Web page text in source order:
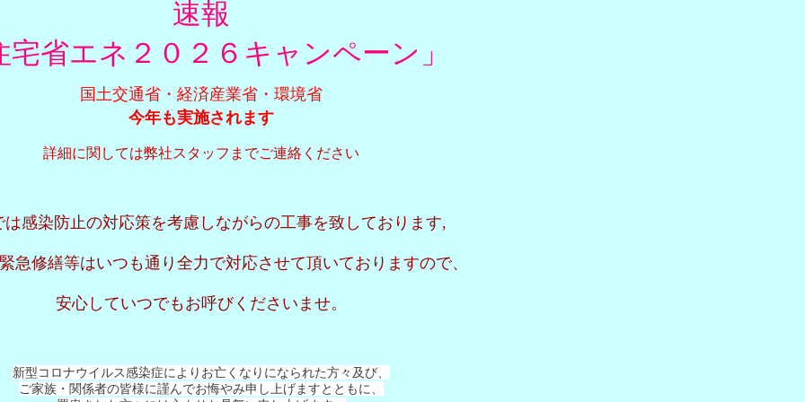
速報
宅省エネ２０２６キャンペーン」
国土交通省・経済産業省・環境省
今年も実施されます
詳細に関しては弊社スタッフまでご連絡ください
は感染防止の対応策を考慮しながらの工事を致しております,
急修繕等はいつも通り全力で対応させて頂いておりますので、
安心していつでもお呼びくださいませ。
新型コロナウイルス感染症によりお亡くなりになられた方々及び、
ご家族・関係者の皆様に謹んでお悔やみ申し上げますとともに、